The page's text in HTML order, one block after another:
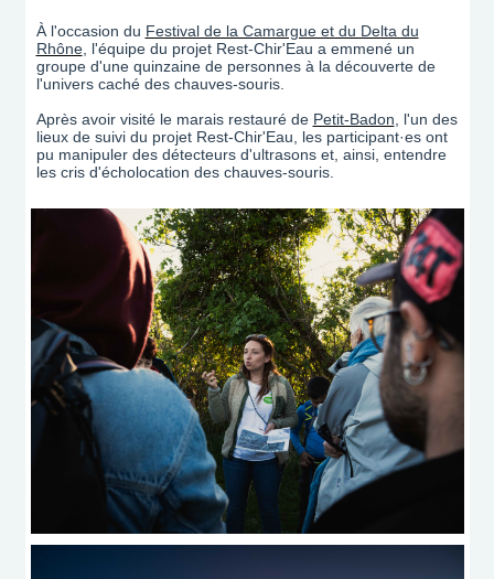
À l'occasion du Festival de la Camargue et du Delta du
Rhône, l'équipe du projet Rest-Chir'Eau a emmené un
groupe d'une quinzaine de personnes à la découverte de
l'univers caché des chauves-souris.
Après avoir visité le marais restauré de Petit-Badon , l'un des
lieux de suivi du projet Rest-Chir'Eau, les participant·es ont
pu manipuler des détecteurs d'ultrasons et, ainsi, entendre
les cris d'écholocation des chauves-souris.